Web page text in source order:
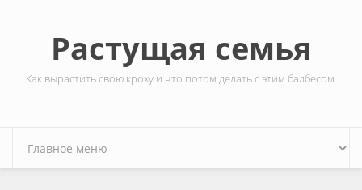
Растущая семья
Как вырастить свою кроху и что потом делать с этим балбесом.